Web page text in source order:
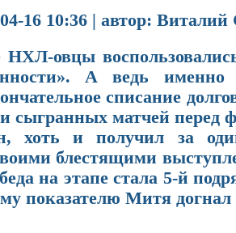
16 10:36 | автор: Виталий
НХЛ-овцы
А ведь
списание
сыгранных матчей
хоть и получил за
блестящими
на этапе стала 5-й
показателю Митя